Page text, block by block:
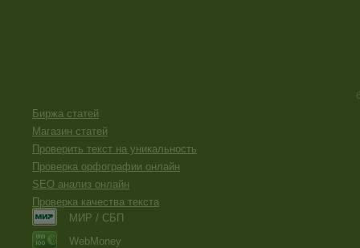
Биржа статей
Магазин статей
Проверить текст на уникальность
Проверка орфографии онлайн
SEO анализ онлайн
Проверка качества текста
МИР / СБП
WebMoney